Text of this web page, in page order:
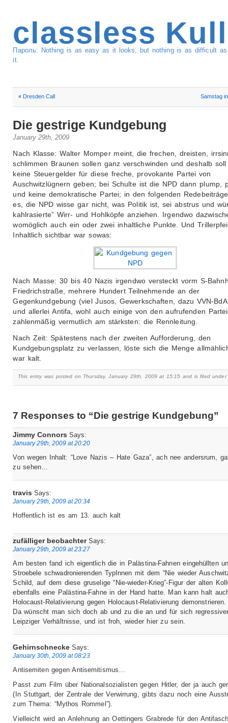
classless
Пароль: Nothing is as easy as it looks, but nothing is as difficult
it.
«Dresden Call Samstag
Die gestrige Kundgebung
January 29th, 2009
Nach Klasse: Walter Momper meint, die frechen, dreisten,
schlimmen Braunen sollen ganz verschwinden und deshalb
keine Steuergelder für diese freche, provokante Partei von
Auschwitzlügnern geben; bei Schulte ist die NPD dann plump,
und keine demokratische Partei; in den folgenden
es, die NPD wisse gar nicht, was Politik ist, sei abstrus und
kahlrasierte” Wirr- und Hohlköpfe anziehen. Irgendwo
womöglich auch ein oder zwei inhaltliche Punkte. Und
Inhaltlich sichtbar war sowas:
Nach Masse: 30 bis 40 Nazis irgendwo versteckt vorm S-
Friedrichstraße, mehrere Hundert Teilnehmende an der
Gegenkundgebung (viel Jusos, Gewerkschaften, dazu VVN-
und allerlei Antifa, wohl auch einige von den aufrufenden
zahlenmäßig vermutlich am stärksten: die Rennleitung.
Nach Zeit: Spätestens nach der zweiten Aufforderung, den
Kundgebungsplatz zu verlassen, löste sich die Menge
war kalt.
This entry was posted on Thursday, January 29th, 2009 at 15:15 and is filed
7 Responses to “Die gestrige Kundgebung”
Jimmy Connors Says:
January 29th, 2009 at 20:20
Von wegen Inhalt: “Love Nazis – Hate Gaza”, ach nee andersrum,
zu sehen…
travis Says:
January 29th, 2009 at 20:34
Hoffentlich ist es am 13. auch kalt
zufälliger beobachterSays:
January 29th, 2009 at 23:27
Am besten fand ich eigentlich die in Palästina-Fahnen eingehüllten
Stroebele schwadronierenden TypInnen mit dem “Nie wieder
Schild, auf dem diese gruselige “Nie-wieder-Krieg”-Figur der alten
ebenfalls eine Palästina-Fahne in der Hand hatte. Man kann halt
Holocaust-Relativierung gegen Holocaust-Relativierung demonstrieren.
Da wünscht man sich doch ab und zu die an und für sich
Leipziger Verhältnisse, und ist froh, wieder hier zu sein.
Gehirnschnecke Says:
January 30th, 2009 at 08:23
Antisemiten gegen Antisemitismus…
Passt zum Film über Nationalsozialisten gegen Hitler, der ja auch
(In Stuttgart, der Zentrale der Verwirrung, gibts dazu noch eine
zum Thema: “Mythos Rommel”).
Vielleicht wird an Anlehnung an Oettingers Grabrede für den